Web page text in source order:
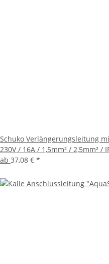
Schuko Verlängerungsleitung
230V / 16A / 1,5mm² / 2,5mm² /
ab 37,08 € *